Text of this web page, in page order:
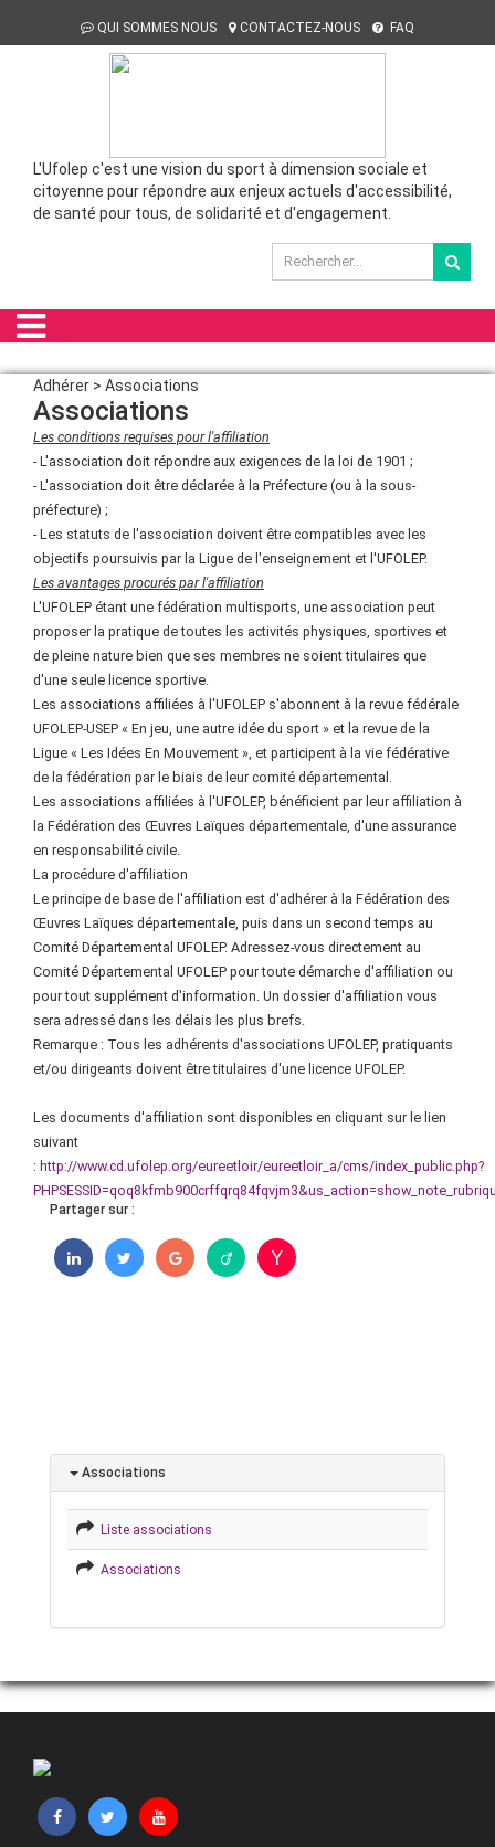
QUI SOMMES NOUS CONTACTEZ-NOUS FAQ
L'Ufolep c'est une vision du sport à dimension sociale et
citoyenne pour répondre aux enjeux actuels d'accessibilité,
de santé pour tous, de solidarité et d'engagement.
Adhérer > Associations
Associations
Les conditions requises pour l'affiliation
- L'association doit répondre aux exigences de la loi de 1901 ;
- L'association doit être déclarée à la Préfecture (ou à la sous-
préfecture) ;
- Les statuts de l'association doivent être compatibles avec les
objectifs poursuivis par la Ligue de l'enseignement et l'UFOLEP.
Les avantages procurés par l'affiliation
L'UFOLEP étant une fédération multisports, une association peut
proposer la pratique de toutes les activités physiques, sportives et
de pleine nature bien que ses membres ne soient titulaires que
d'une seule licence sportive.
Les associations affiliées à l'UFOLEP s'abonnent à la revue fédérale
UFOLEP-USEP « En jeu, une autre idée du sport » et la revue de la
Ligue « Les Idées En Mouvement », et participent à la vie fédérative
de la fédération par le biais de leur comité départemental.
Les associations affiliées à l'UFOLEP, bénéficient par leur affiliation à
la Fédération des Œuvres Laïques départementale, d'une assurance
en responsabilité civile.
La procédure d'affiliation
Le principe de base de l'affiliation est d'adhérer à la Fédération des
Œuvres Laïques départementale, puis dans un second temps au
Comité Départemental UFOLEP. Adressez-vous directement au
Comité Départemental UFOLEP pour toute démarche d'affiliation ou
pour tout supplément d'information. Un dossier d'affiliation vous
sera adressé dans les délais les plus brefs.
Remarque : Tous les adhérents d'associations UFOLEP, pratiquants
et/ou dirigeants doivent être titulaires d'une licence UFOLEP.
Les documents d'affiliation sont disponibles en cliquant sur le lien
suivant
: http://www.cd.ufolep.org/eureetloir/eureetloir_a/cms/index_public.php?
Partager sur :
Associations
Liste associations
Associations